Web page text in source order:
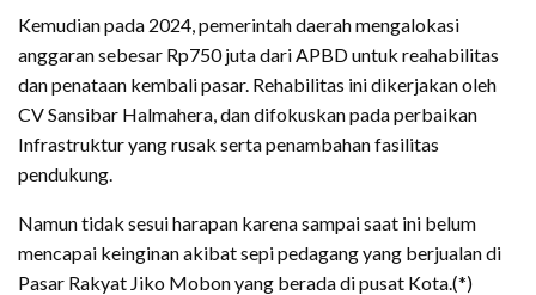
Kemudian pada 2024, pemerintah daerah mengalokasi
anggaran sebesar Rp750 juta dari APBD untuk reahabilitas
dan penataan kembali pasar. Rehabilitas ini dikerjakan oleh
CV Sansibar Halmahera, dan difokuskan pada perbaikan
Infrastruktur yang rusak serta penambahan fasilitas
pendukung.
Namun tidak sesui harapan karena sampai saat ini belum
mencapai keinginan akibat sepi pedagang yang berjualan di
Pasar Rakyat Jiko Mobon yang berada di pusat Kota.(*)